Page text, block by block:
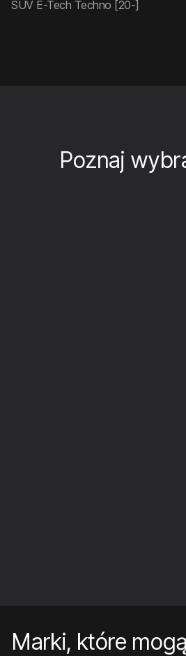
SUV E-Tech Techno [20-]
Poznaj
Marki, które